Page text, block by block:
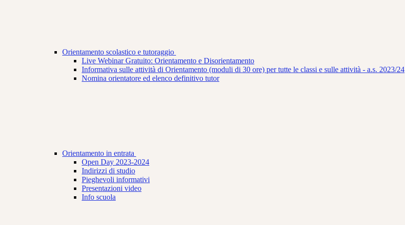
Orientamento scolastico e tutoraggio
Live Webinar Gratuito: Orientamento e Disorientamento
Informativa sulle attività di Orientamento (moduli di 30 ore) per tutte le classi e sulle attività - a.s. 2023/24
Nomina orientatore ed elenco definitivo tutor
Orientamento in entrata
Open Day 2023-2024
Indirizzi di studio
Pieghevoli informativi
Presentazioni video
Info scuola